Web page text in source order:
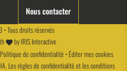
Nous contacter
Tous droits réservés
byIRIS Interactive
Politique de confidentialité •Éditer mes cookies
Lesrègles de confidentialitéet lesconditions